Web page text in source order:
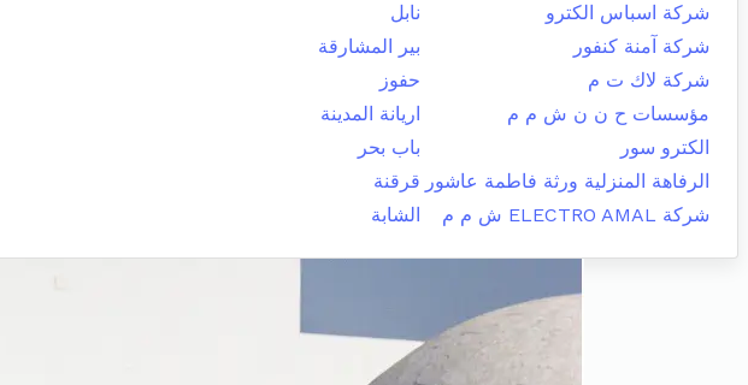
شركة اسباس الكترو
نابل
شركة آمنة كنفور
بير المشارقة
شركة لاك ت م
حفوز
مؤسسات ح ن ن ش م م
اريانة المدينة
الكترو سور
باب بحر
الرفاهة المنزلية ورثة فاطمة عاشور قرقنة
شركة ELECTRO AMAL ش م م
الشابة